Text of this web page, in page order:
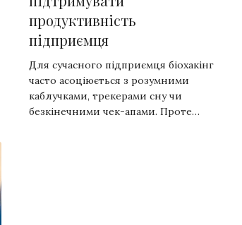
продуктивність
підприємця
Для сучасного підприємця біохакінг
часто асоціюється з розумними
каблучками, трекерами сну чи
безкінечними чек-апами. Проте…